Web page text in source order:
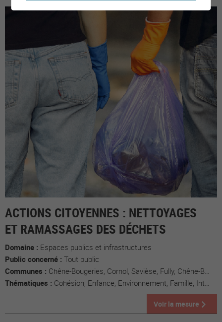
ACTIONS CITOYENNES : NETTOYAGES
ET RAMASSAGES DES DÉCHETS
Domaine : Espaces publics et infrastructures
Public concerné : Tout public
Communes : Chêne-Bougeries, Cornol, Savièse, Fully, Chêne-Bourg, Tévenon
Thématiques : Cohésion, Enfance, Environnement, Famille, Intergénérationnel, Santé
Voir la mesure